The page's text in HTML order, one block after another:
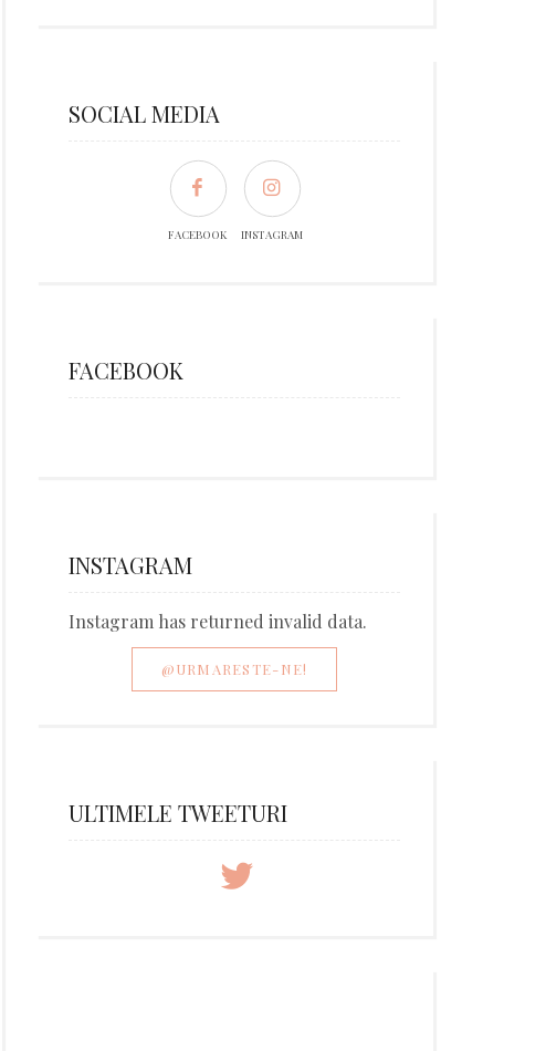
SOCIAL MEDIA
FACEBOOK INSTAGRAM
FACEBOOK
INSTAGRAM
Instagram has returned invalid data.
@URMARESTE-NE!
ULTIMELE TWEETURI